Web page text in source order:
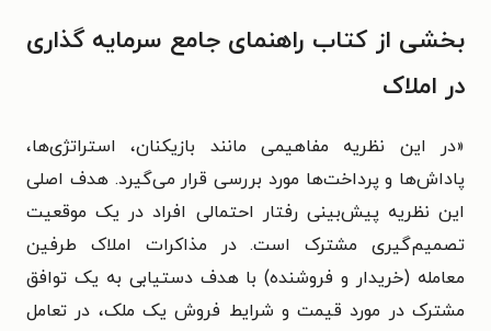
بخشی از کتاب راهنمای جامع سرمایه گذاری
در املاک
«در این نظریه مفاهیمی مانند بازیکنان، استراتژی‌ها،
پاداش‌ها و پرداخت‌ها مورد بررسی قرار می‌گیرد. هدف اصلی
این نظریه پیش‌بینی رفتار احتمالی افراد در یک موقعیت
تصمیم‌گیری مشترک است. در مذاکرات املاک طرفین
معامله (خریدار و فروشنده) با هدف دستیابی به یک توافق
مشترک در مورد قیمت و شرایط فروش یک ملک، در تعامل